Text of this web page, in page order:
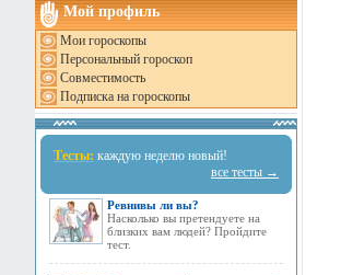
Мой профиль
Мои гороскопы
Персональный гороскоп
Совместимость
Подписка на гороскопы
Тесты: каждую неделю новый!
все тесты →
Ревнивы ли вы?
Насколько вы претендуете на
близких вам людей? Пройдите
тест.